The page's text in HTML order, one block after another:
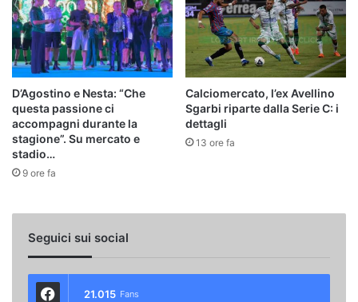
D’Agostino e Nesta: “Che
questa passione ci
accompagni durante la
stagione”. Su mercato e
stadio…
9 ore fa
Calciomercato, l’ex Avellino
Sgarbi riparte dalla Serie C: i
dettagli
13 ore fa
Seguici sui social
21.015 Fans